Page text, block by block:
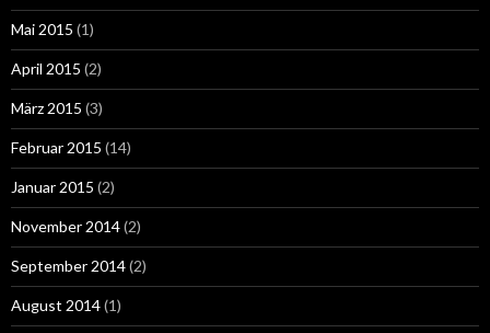
Mai 2015 (1)
April 2015 (2)
März 2015 (3)
Februar 2015 (14)
Januar 2015 (2)
November 2014(2)
September 2014(2)
August 2014(1)